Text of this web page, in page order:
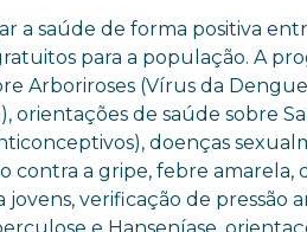
a saúde de forma positiva
para a população. A
Arboriroses (Vírus da
orientações de saúde sobre
doenças
contra a gripe, febre
verificação de pressão